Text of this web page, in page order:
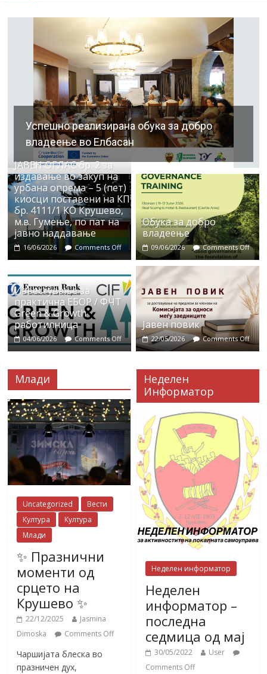
Успешно реализирана обука за добро
владеење во Елбасан
ЈАВЕН ОГЛАС бр. 2 за
издавање во закуп на
урбана опрема – 5 (пет)
киосци поставени на КП
бр. 4111/1 КО Крушево,
м.в. Гумење, по пат на
јавно наддавање
16/06/2026 Comments Off
Обука за добро
владеење
09/06/2026 Comments Off
Известување за
практична ЕБОР / ФЧТ
Green & Growth
работилница
04/06/2026 Comments Off
Јавен повик
22/05/2026 Comments Off
Млади
Uncategorized
Вести
Култура
Култура
Млади
✨ Празнични
моменти од
срцето на
Крушево ✨
22/12/2025
Jasmina
Dimoska
Comments Off
Чаршијата блеска во
празничен дух,
Неделен
Информатор
Неделен информатор
Неделен
информатор –
последна
седмица од мај
30/05/2022
User
Comments Off